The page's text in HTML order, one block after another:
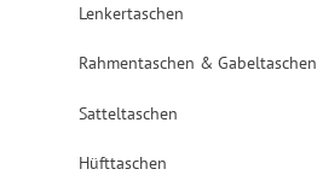
Lenkertaschen
Rahmentaschen & Gabeltaschen
Satteltaschen
Hüfttaschen